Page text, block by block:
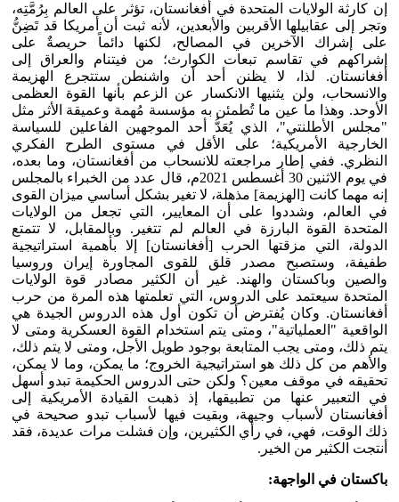
إن كارثة الولايات المتحدة في أفغانستان، تؤثر على العالم بِرُمَّتِه،
وتجر إلى عقابيلها الأقربين والأبعدين، لأنه ثبت أن أمريكا قد تَضِنُّ
على إشراك الآخرين في المصالح، لكنها دائماً حريصةٌ على
إشراكهم في تقاسم تبعات الكوارث؛ من فيتنام والعراق إلى
أفغانستان. لذا، لا يظنن أحد أن واشنطن ستتجرع الهزيمة
والانسحاب، ولن يثنيها الانكسار عن الزعم بأنها القوة العظمى
الأوحد. وهذا ما عين ما تُطمئن به مؤسسة مُهمة وعميقة الأثر مثل
"مجلس الأطلنتي"، الذي يُعَدُّ أحد الموجهين الفاعلين للسياسة
الخارجية الأمريكية؛ على الأقل في مستوى الطرح الفكري
النظري. ففي إطار مراجعته للانسحاب من أفغانستان، وما بعده،
في يوم الاثنين 30 أغسطس 2021م، قال عدد من الخبراء بالمجلس
إنه مهما كانت [الهزيمة] مذهلة، لا تغير بشكل أساسي ميزان القوى
في العالم، وشددوا على أن المعايير، التي تجعل من الولايات
المتحدة القوة البارزة في العالم لم تتغير. وبالمقابل، لا تتمتع
الدولة، التي مزقتها الحرب [أفغانستان] إلا بأهمية استراتيجية
طفيفة، وستصبح مصدر قلق للقوى المجاورة إيران وروسيا
والصين وباكستان والهند. غير أن الكثير مصادر قوة الولايات
المتحدة سيعتمد على الدروس، التي تعلمتها هذه المرة من حرب
أفغانستان. وكان يُفترض أن تكون أول هذه الدروس الجيدة هي
الواقعية "العملياتية"، ومتى يتم استخدام القوة العسكرية ومتى لا
يتم ذلك، ومتى يجب المتابعة بوجود طويل الأجل، ومتى لا يتم ذلك،
والأهم من كل ذلك هو استراتيجية الخروج؛ ما يمكن، وما لا يمكن،
تحقيقه في موقف معين؟ ولكن حتى الدروس الحكيمة تبدو أسهل
في التعبير عنها من تطبيقها، إذ ذهبت القيادة الأمريكية إلى
أفغانستان لأسباب وجيهة، وبقيت فيها لأسباب تبدو صحيحة في
ذلك الوقت، فهي، في رأي الكثيرين، وإن فشلت مرات عديدة، فقد
أنتجت الكثير من الخير.
باكستان في الواجهة: